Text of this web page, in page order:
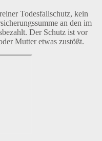
Todesfallschutz, kein
an den im
Der Schutz ist vor
Mutter etwas zustößt.